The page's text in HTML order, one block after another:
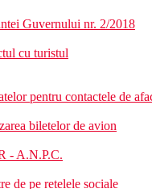
Guvernului nr. 2/2018
cu turistul
pentru contactele de
biletelor de avion
- A.N.P.C.
de pe retelele sociale